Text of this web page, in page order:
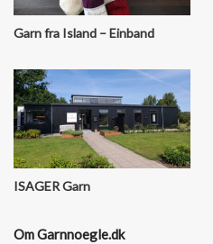
Garn fra Island – Einband
ISAGER Garn
Om Garnnoegle.dk